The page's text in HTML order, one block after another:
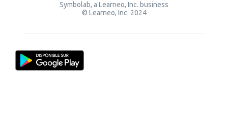
Symbolab, a Learneo, Inc. business
© Learneo, Inc. 2024